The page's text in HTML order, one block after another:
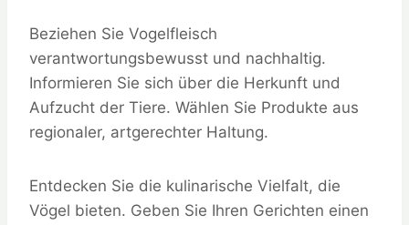
Beziehen Sie Vogelfleisch
verantwortungsbewusst und nachhaltig.
Informieren Sie sich über die Herkunft und
Aufzucht der Tiere. Wählen Sie Produkte aus
regionaler, artgerechter Haltung.
Entdecken Sie die kulinarische Vielfalt, die
Vögel bieten. Geben Sie Ihren Gerichten einen